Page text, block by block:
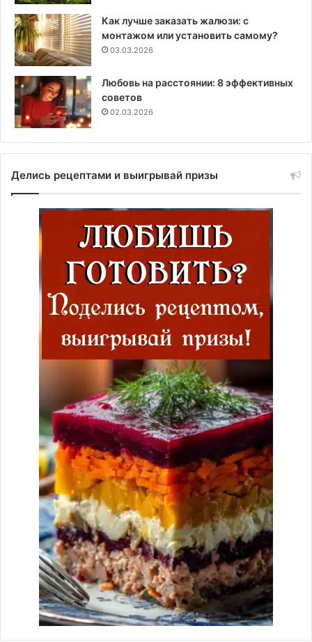
Как лучше заказать жалюзи: с
монтажом или установить самому?
03.03.2026
Любовь на расстоянии: 8 эффективных
советов
02.03.2026
Делись рецептами и выигрывай призы